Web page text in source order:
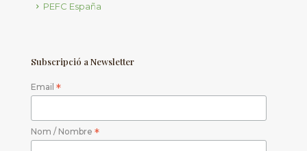
PEFC España
Subscripció a Newsletter
Email *
Nom / Nombre *